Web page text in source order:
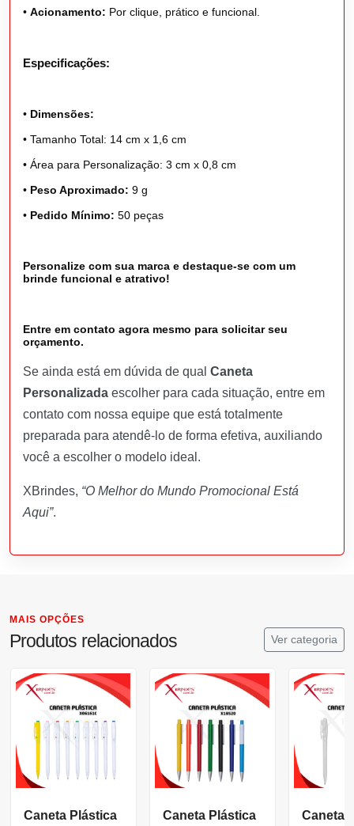
• Acionamento: Por clique, prático e funcional.
Especificações:
• Dimensões:
• Tamanho Total: 14 cm x 1,6 cm
• Área para Personalização: 3 cm x 0,8 cm
• Peso Aproximado: 9 g
• Pedido Mínimo: 50 peças
Personalize com sua marca e destaque-se com um
brinde funcional e atrativo!
Entre em contato agora mesmo para solicitar seu
orçamento.
Se ainda está em dúvida de qual Caneta
Personalizada escolher para cada situação, entre em
contato com nossa equipe que está totalmente
preparada para atendê-lo de forma efetiva, auxiliando
você a escolher o modelo ideal.
XBrindes, “O Melhor do Mundo Promocional Está
Aqui”.
MAIS OPÇÕES
Produtos relacionados Ver categoria
Caneta Plástica Caneta Plástica Caneta